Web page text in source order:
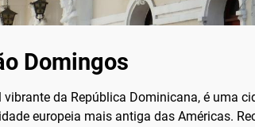
Domingos
da República Dominicana, é uma
europeia mais antiga das Américas.